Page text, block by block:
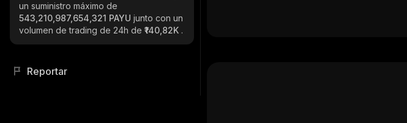
un suministro máximo de
543,210,987,654,321 PAYU junto con un
volumen de trading de 24h de ₹140,82K .
Reportar